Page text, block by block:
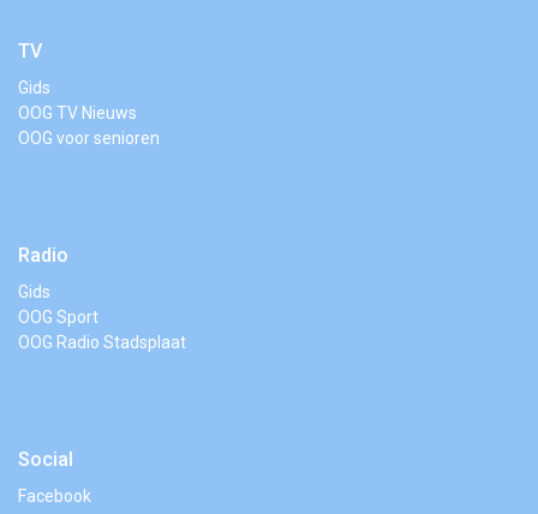
TV
Gids
OOG TV Nieuws
OOG voor senioren
Radio
Gids
OOG Sport
OOG Radio Stadsplaat
Social
Facebook